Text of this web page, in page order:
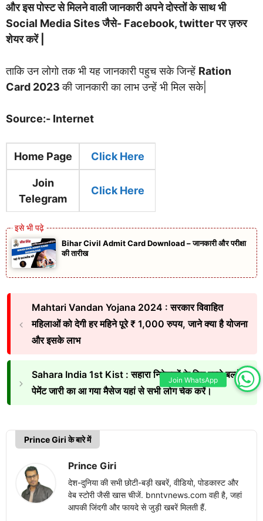
और इस पोस्ट से मिलने वाली जानकारी अपने दोस्तों के साथ भी
Social Media Sites जैसे- Facebook, twitter पर ज़रुर
शेयर करें |
ताकि उन लोगो तक भी यह जानकारी पहुच सके जिन्हें Ration
Card 2023की जानकारी का लाभ उन्हें भी मिल सके|
Source:- Internet
Home Page Click Here
Join
Telegram
Click Here
Bihar Civil Admit Card Download – जानकारी और परीक्षा
की तारीख
Mahtari Vandan Yojana 2024 : सरकार विवाहित
महिलाओं को देगी हर महिने पूरे ₹ 1,000 रुपय, जाने क्या है योजना
और इसके लाभ
Sahara India 1st Kist : सहारा निवेशकों के लिए बल्ले बल्ले
पेमेंट जारी का आ गया मैसेज यहां से सभी लोग चेक करें।
Prince Giri के बारे में
Prince Giri
देश-दुनिया की सभी छोटी-बड़ी खबरें, वीडियो, पोडकास्ट और
वेब स्टोरी जैसी खास चीजें. bnntvnews.com वही है, जहां
आपकी जिंदगी और फायदे से जुड़ी खबरें मिलती हैं.
Join WhatsApp